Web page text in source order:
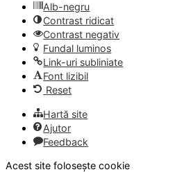
Alb-negru
Contrast ridicat
Contrast negativ
Fundal luminos
Link-uri subliniate
Font lizibil
Reset
Hartă site
Ajutor
Feedback
Acest site folosește cookie